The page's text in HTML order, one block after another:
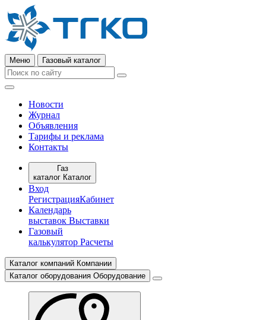
Меню Газовый каталог
Новости
Журнал
Объявления
Тарифы и реклама
Контакты
Газ
каталог Каталог
Вход
РегистрацияКабинет
Календарь
выставок Выставки
Газовый
калькулятор Расчеты
Каталог компаний Компании
Каталог оборудования Оборудование